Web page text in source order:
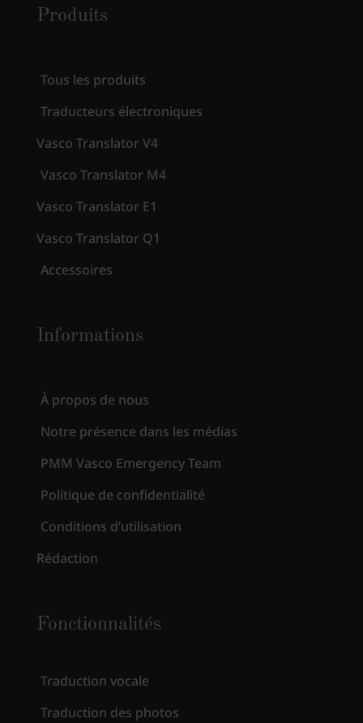
Produits
Tous les produits
Traducteurs électroniques
Vasco Translator V4
Vasco Translator M4
Vasco Translator E1
Vasco Translator Q1
Accessoires
Informations
À propos de nous
Notre présence dans les médias
PMM Vasco Emergency Team
Politique de confidentialité
Conditions d’utilisation
Rédaction
Fonctionnalités
Traduction vocale
Traduction des photos